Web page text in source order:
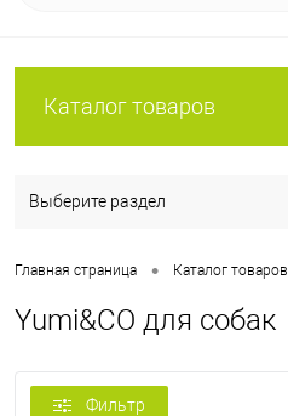
Каталог товаров
Выберите раздел
Главная страница • Каталог товаров
Yumi&CO для собак
Фильтр